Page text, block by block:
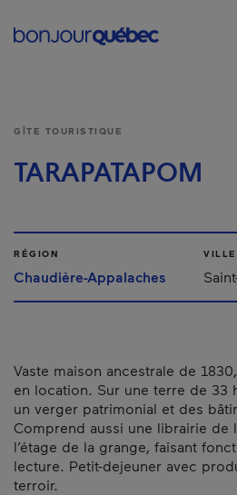
Main
GÎTE TOURISTIQUE
TARAPATAPOM
RÉGION
Chaudière-Appalaches
VILLE
Vaste maison ancestrale de
en location. Sur une terre de 33
un verger patrimonial et des
Comprend aussi une librairie de
l’étage de la grange, faisant
lecture. Petit-dejeuner avec
terroir.